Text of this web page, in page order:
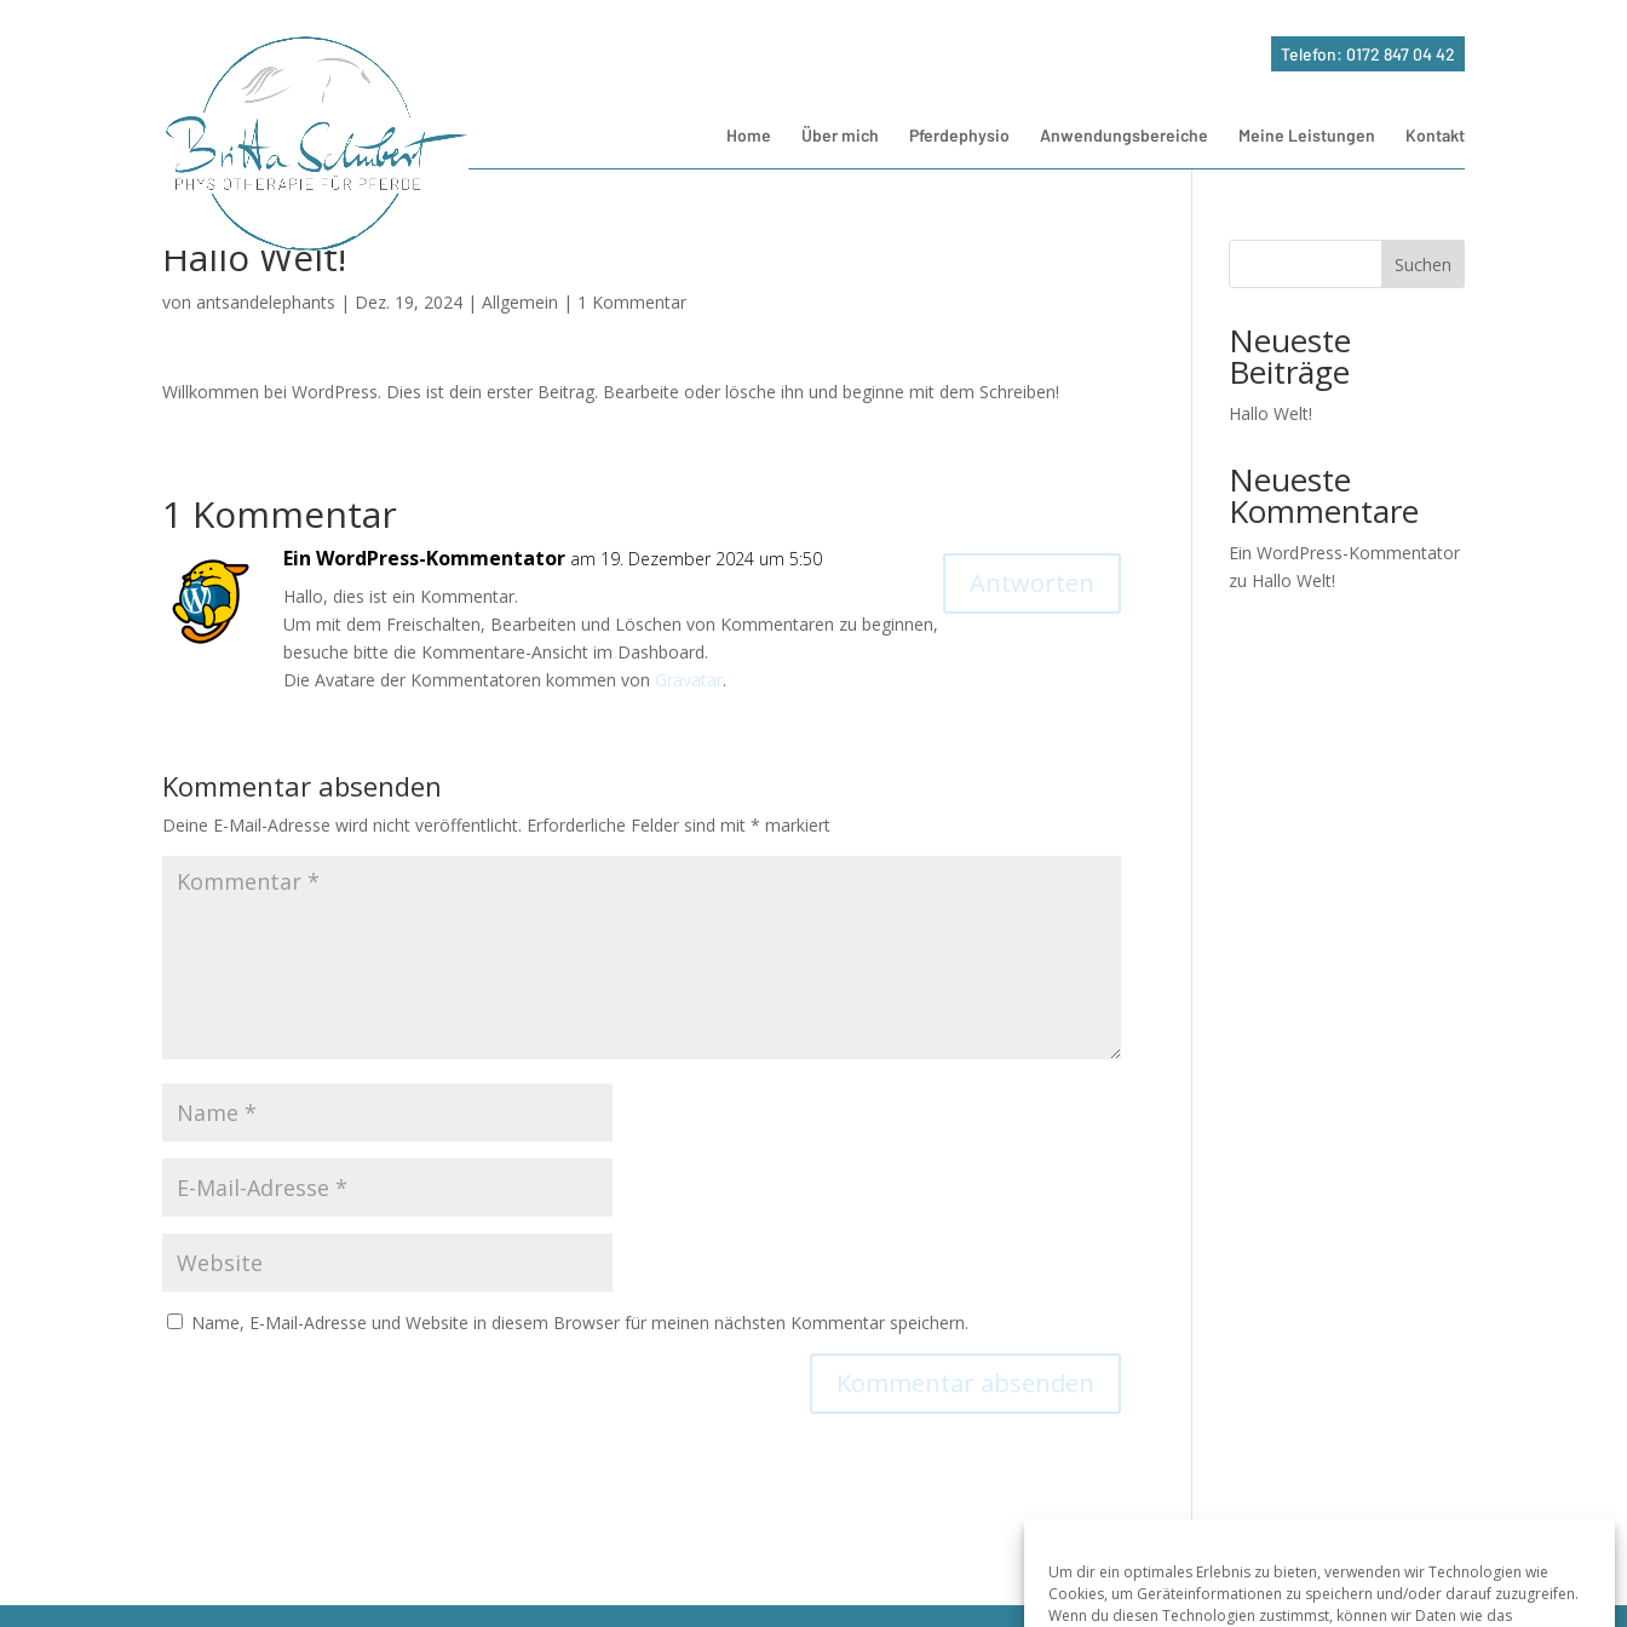
Um dir ein optimales Erlebnis zu bieten, verwenden wir Technologien wie
Cookies, um Geräteinformationen zu speichern und/oder darauf zuzugreifen.
Wenn du diesen Technologien zustimmst, können wir Daten wie das
Telefon: 0172 847 04 42
Home Über mich Pferdephysio Anwendungsbereiche Meine Leistungen Kontakt
Hallo Welt!
von antsandelephants | Dez. 19, 2024 |Allgemein | 1 Kommentar
Willkommen bei WordPress. Dies ist dein erster Beitrag. Bearbeite oder lösche ihn und beginne mit dem Schreiben!
1 Kommentar
Ein WordPress-Kommentator am 19. Dezember 2024 um 5:50
Hallo, dies ist ein Kommentar.
Um mit dem Freischalten, Bearbeiten und Löschen von Kommentaren zu beginnen,
besuche bitte die Kommentare-Ansicht im Dashboard.
Die Avatare der Kommentatoren kommen von Gravatar.
Antworten
Kommentar absenden
Deine E-Mail-Adresse wird nicht veröffentlicht. Erforderliche Felder sind mit* markiert
Name, E-Mail-Adresse und Website in diesem Browser für meinen nächsten Kommentar speichern.
Suchen
Neueste
Beiträge
Hallo Welt!
Neueste
Kommentare
Ein WordPress-Kommentator
zu Hallo Welt!